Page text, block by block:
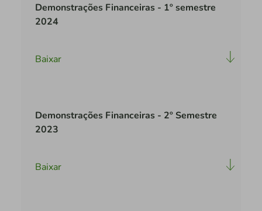
Demonstrações Financeiras - 1º semestre
2024
Baixar
Demonstrações Financeiras - 2º Semestre
2023
Baixar